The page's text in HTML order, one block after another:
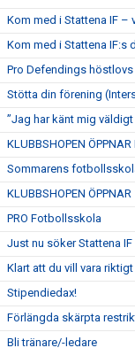
Kom med i Stattena IF –
Kom med i Stattena IF:s
Pro Defendings
Stötta din förening
”Jag har känt mig väldigt
KLUBBSHOPEN ÖPPNAR
Sommarens
KLUBBSHOPEN
PRO Fotbollsskola
Just nu söker Stattena
Klart att du vill vara
Stipendiedax!
Förlängda skärpta
Bli tränare/-ledare